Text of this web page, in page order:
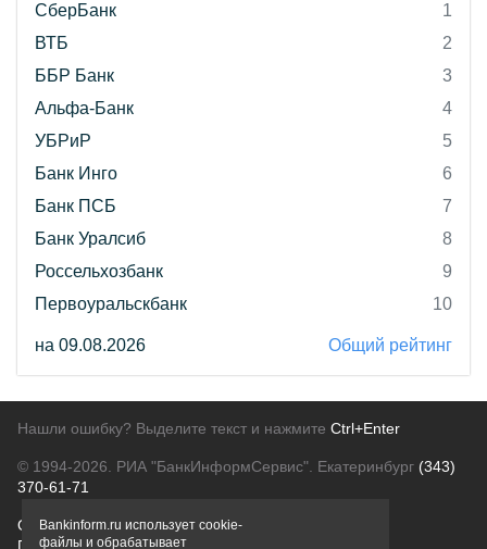
СберБанк
1
ВТБ
2
ББР Банк
3
Альфа-Банк
4
УБРиР
5
Банк Инго
6
Банк ПСБ
7
Банк Уралсиб
8
Россельхозбанк
9
Первоуральскбанк
10
на 09.08.2026 Общий рейтинг
Нашли ошибку? Выделите текст и нажмите Ctrl+Enter
© 1994-2026. РИА "БанкИнформСервис". Екатеринбург (343)
370-61-71
О проектеПолитика конфиденциальности
Bankinform.ru использует cookie-
файлы и обрабатывает